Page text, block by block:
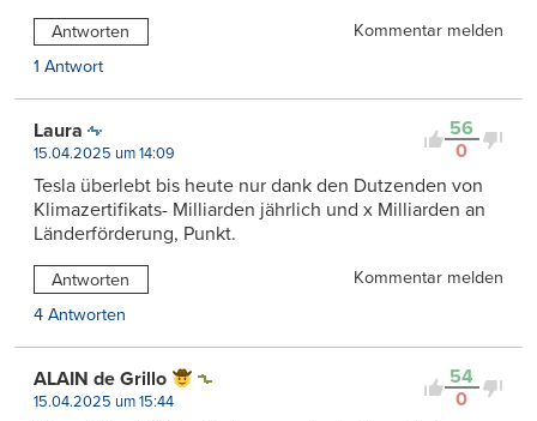
Antworten
Kommentar melden
1 Antwort
56
0
Laura
15.04.2025 um 14:09
Tesla überlebt bis heute nur dank den Dutzenden von
Klimazertifikats- Milliarden jährlich und x Milliarden an
Länderförderung, Punkt.
Antworten
Kommentar melden
4 Antworten
54
0
ALAIN de Grillo
15.04.2025 um 15:44